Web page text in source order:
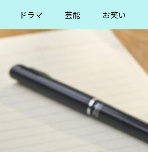
ドラマ 芸能 お笑い